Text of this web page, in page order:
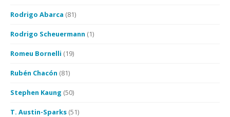
Rodrigo Abarca (81)
Rodrigo Scheuermann (1)
Romeu Bornelli (19)
Rubén Chacón (81)
Stephen Kaung (50)
T. Austin-Sparks (51)